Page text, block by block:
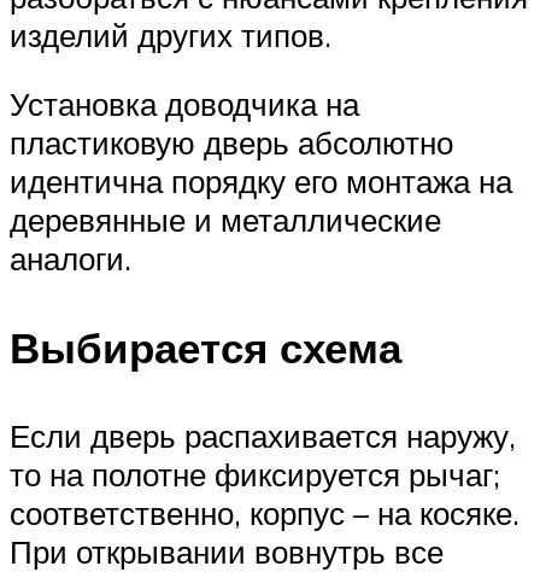
изделий других типов.
Установка доводчика на
пластиковую дверь абсолютно
идентична порядку его монтажа на
деревянные и металлические
аналоги.
Выбирается схема
Если дверь распахивается наружу,
то на полотне фиксируется рычаг;
соответственно, корпус – на косяке.
При открывании вовнутрь все